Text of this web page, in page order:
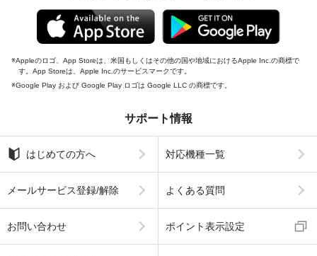
Appleのロゴ、App Storeは、米国もしくはその他の国や地域におけるApple Inc.の商標で
す。App Storeは、Apple Inc.のサービスマークです。
Google Play および Google Play ロゴは Google LLC の商標です。
サポート情報
はじめての方へ 対応機種一覧
メールサービス登録/解除 よくある質問
お問い合わせ ポイント表示設定